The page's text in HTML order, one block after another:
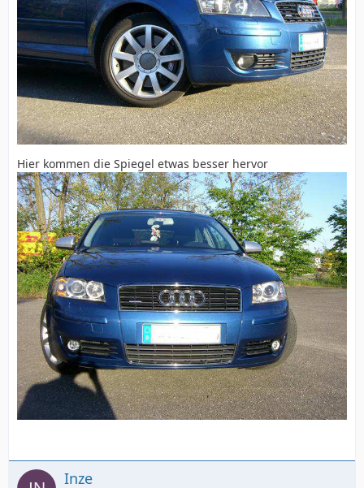
Hier kommen die Spiegel etwas besser hervor
Inze